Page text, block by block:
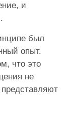
и
был
опыт.
что это
не
представляют